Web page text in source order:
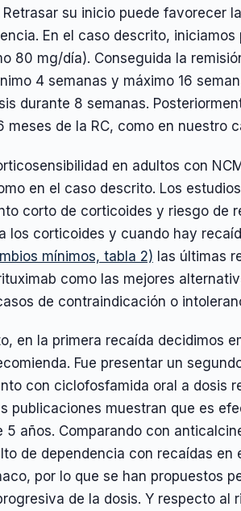
su inicio puede favorecer
En el caso descrito,
80 mg/día). Conseguida la
4 semanas y máximo 16
durante 8 semanas.
meses de la RC, como en nuestro
en adultos con
en el caso descrito. Los
corto de corticoides y riesgo de
los corticoides y cuando hay
mínimos, tabla 2) las últimas
como las mejores
de contraindicación o
en la primera recaída decidimos
Fue presentar un
con ciclofosfamida oral a dosis
publicaciones muestran que es
5 años. Comparando con
de dependencia con recaídas
por lo que se han propuestos
de la dosis. Y respecto al